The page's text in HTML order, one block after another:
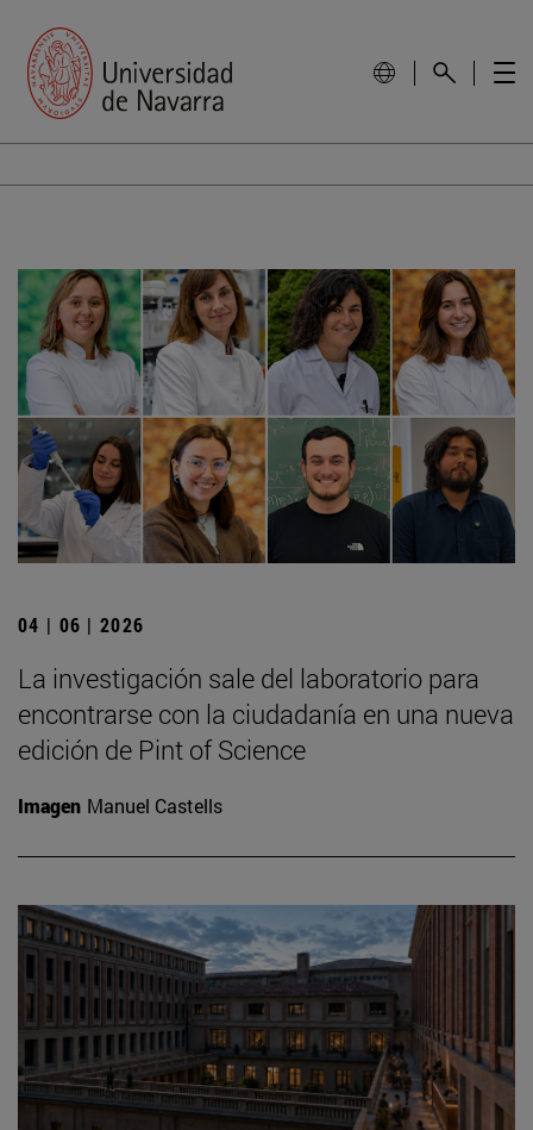
04 | 06 | 2026
La investigación sale del laboratorio para
encontrarse con la ciudadanía en una nueva
edición de Pint of Science
Imagen Manuel Castells